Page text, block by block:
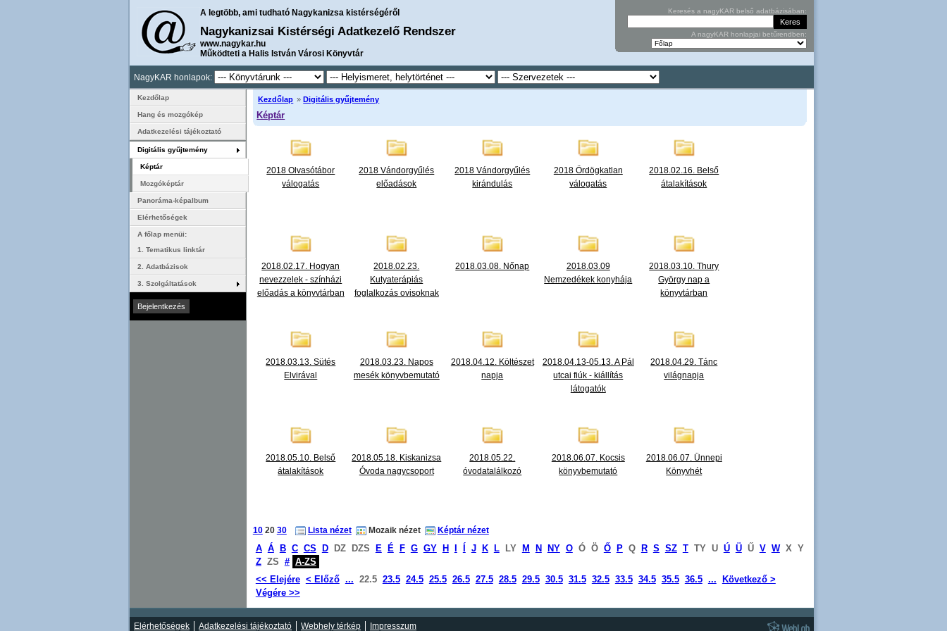
A legtöbb, ami tudható Nagykanizsa kistérségéről
Nagykanizsai Kistérségi Adatkezelő Rendszer
www.nagykar.hu
Működteti a Halis István Városi Könyvtár
Keresés a nagyKAR belső adatbázisában:
A nagyKAR honlapjai betűrendben:
NagyKAR honlapok:
Kezdőlap » Digitális gyűjtemény
Képtár
2018 Olvasótábor
válogatás
2018 Vándorgyűlés
előadások
2018 Vándorgyűlés
kirándulás
2018 Ördögkatlan
válogatás
2018.02.16. Belső
átalakítások
2018.02.17. Hogyan
nevezzelek - színházi
előadás a könyvtárban
2018.02.23.
Kutyaterápiás
foglalkozás ovisoknak
2018.03.08. Nőnap
2018.03.09
Nemzedékek konyhája
2018.03.10. Thury
György nap a
könyvtárban
2018.03.13. Sütés
Elvirával
2018.03.23. Napos
mesék könyvbemutató
2018.04.12. Költészet
napja
2018.04.13-05.13. A Pál
utcai fiúk - kiállítás
látogatók
2018.04.29. Tánc
világnapja
2018.05.10. Belső
átalakítások
2018.05.18. Kiskanizsa
Óvoda nagycsoport
2018.05.22.
óvodatalálkozó
2018.06.07. Kocsis
könyvbemutató
2018.06.07. Ünnepi
Könyvhét
10 20 30 Lista nézet Mozaik nézet Képtár nézet
A Á B C CS D DZ DZS E É F G GY H I Í J K L LY M N NY O Ó Ö Ő P Q R S SZ T TY U Ú Ü Ű V W X Y
Z ZS # A-ZS
<< Elejére < Előző ... 22.5 23.5 24.5 25.5 26.5 27.5 28.5 29.5 30.5 31.5 32.5 33.5 34.5 35.5 36.5 ... Következő >
Végére >>
Kezdőlap
Hang és mozgókép
Adatkezelési tájékoztató
Digitális gyűjtemény
Képtár
Mozgóképtár
Panoráma-képalbum
Elérhetőségek
A főlap menüi:
1. Tematikus linktár
2. Adatbázisok
3. Szolgáltatások
Elérhetőségek Adatkezelési tájékoztató Webhely térkép Impresszum